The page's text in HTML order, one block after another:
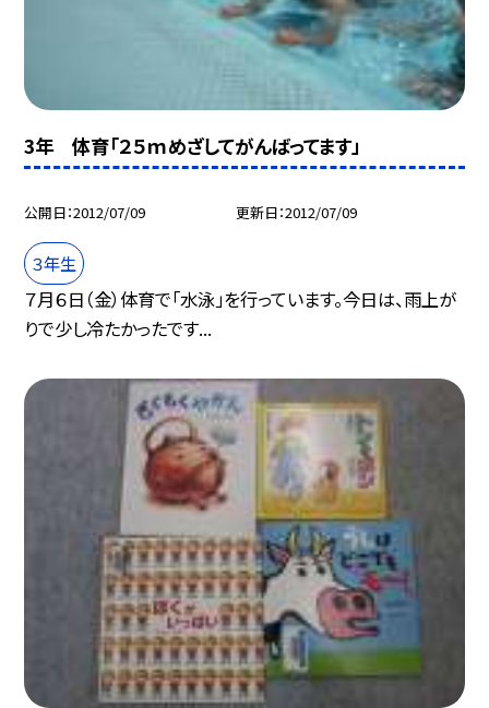
3年 体育「２５ｍめざしてがんばってます」
公開日 2012/07/09 更新日 2012/07/09
３年生
７月６日（金）体育で「水泳」を行っています。今日は、雨上が
りで少し冷たかったです...